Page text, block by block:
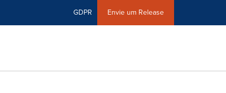
GDPR Envie um Release